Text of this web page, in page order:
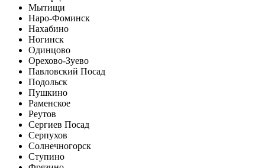
Мытищи
Наро-Фоминск
Нахабино
Ногинск
Одинцово
Орехово-Зуево
Павловский Посад
Подольск
Пушкино
Раменское
Реутов
Сергиев Посад
Серпухов
Солнечногорск
Ступино